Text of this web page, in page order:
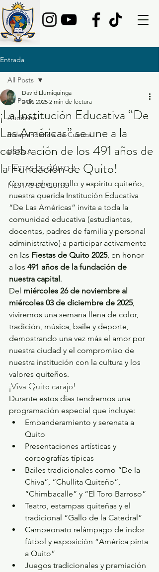
Entrada
All Posts
Auditoria
Independencia de Cuenca
LISTA A
FIESTAS DE QUITO 2
FIESTAS DE QUITO
All Posts
¡La Institución Educativa “De
Las Américas” se une a la
celebración de los 491 años de
la Fundación de Quito!
David Llumiquinga
2 dic 2025 2 min de lectura
Con mucho orgullo y espíritu quiteño,
nuestra querida Institución Educativa
“De Las Américas” invita a toda la
comunidad educativa (estudiantes,
docentes, padres de familia y personal
administrativo) a participar activamente
en las Fiestas de Quito 2025, en honor
a los 491 años de la fundación de
nuestra capital.
Del miércoles 26 de noviembre al
miércoles 03 de diciembre de 2025,
viviremos una semana llena de color,
tradición, música, baile y deporte,
demostrando una vez más el amor por
nuestra ciudad y el compromiso de
nuestra institución con la cultura y los
valores quiteños.
¡Viva Quito carajo!
Durante estos días tendremos una
programación especial que incluye:
Embanderamiento y serenata a
Quito
Presentaciones artísticas y
coreografías típicas
Bailes tradicionales como “De la
Chiva”, “Chullita Quiteño”,
“Chimbacalle” y “El Toro Barroso”
Teatro, estampas quiteñas y el
tradicional “Gallo de la Catedral”
Campeonato relámpago de índor
fútbol y exposición “América pinta
a Quito”
Juegos tradicionales y premiación